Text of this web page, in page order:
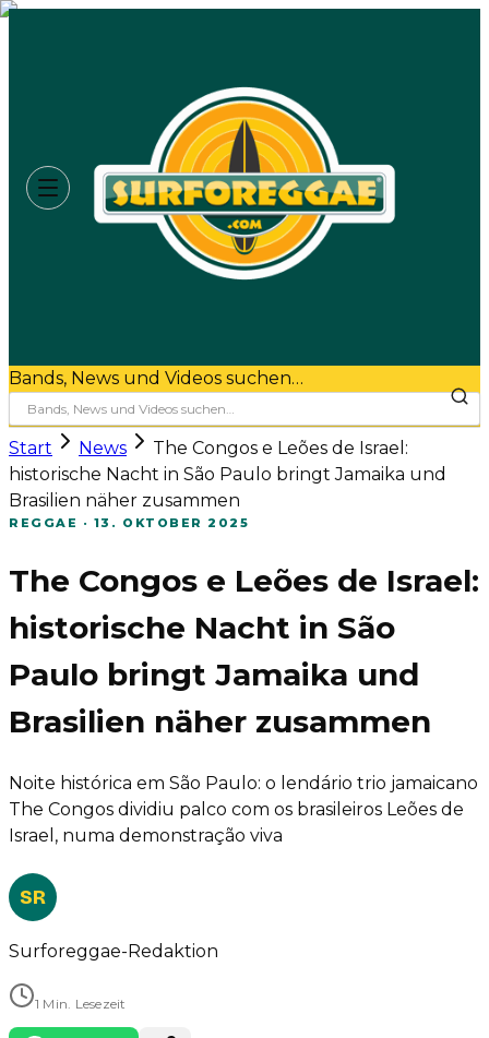
Bands, News und Videos suchen…
Start News
The Congos e Leões de Israel:
historische Nacht in São Paulo bringt Jamaika und
Brasilien näher zusammen
REGGAE · 13. OKTOBER 2025
The Congos e Leões de Israel:
historische Nacht in São
Paulo bringt Jamaika und
Brasilien näher zusammen
Noite histórica em São Paulo: o lendário trio jamaicano
The Congos dividiu palco com os brasileiros Leões de
Israel, numa demonstração viva
SR
Surforeggae-Redaktion
1 Min. Lesezeit